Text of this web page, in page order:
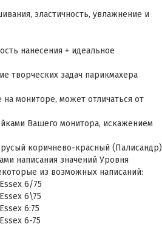
эластичность, увлажнение и
нанесения + идеальное
творческих задач парикмахера
мониторе, может отличаться от
Вашего монитора, искажением
коричнево-красный (Палисандр)
написания значений Уровня
из возможных написаний:
6/75
6\75
6:75
6-75